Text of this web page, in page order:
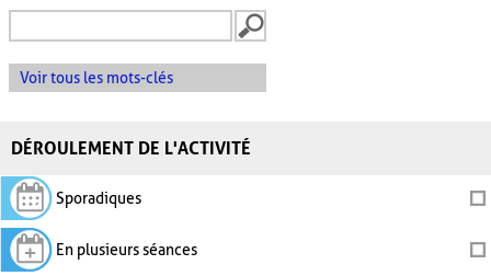
Voir tous les mots-clés
DÉROULEMENT DE L'ACTIVITÉ
Sporadiques
En plusieurs séances